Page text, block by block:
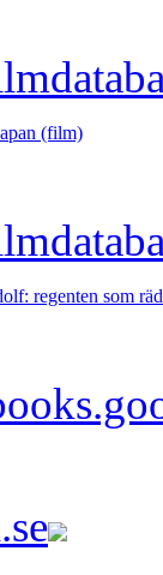
(film)
regenten som